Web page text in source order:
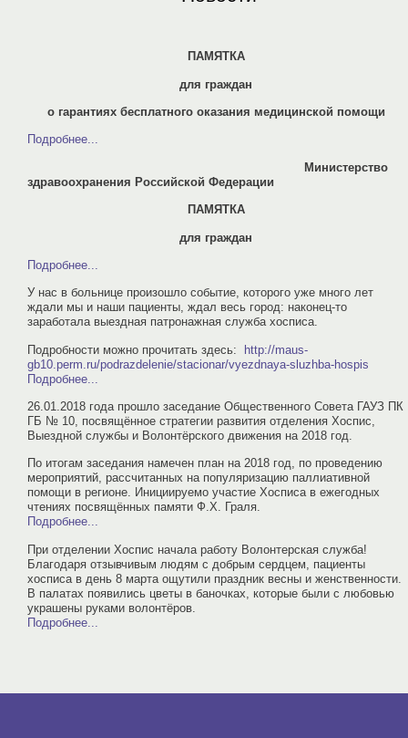
ПАМЯТКА
для граждан
о гарантиях бесплатного оказания медицинской помощи
Подробнее...
Министерство
здравоохранения Российской Федерации
ПАМЯТКА
для граждан
Подробнее...
У нас в больнице произошло событие, которого уже много лет
ждали мы и наши пациенты, ждал весь город: наконец-то
заработала выездная патронажная служба хосписа.
Подробности можно прочитать здесь:
http://maus-
gb10.perm.ru/podrazdelenie/stacionar/vyezdnaya-sluzhba-hospis
Подробнее...
26.01.2018 года прошло заседание Общественного Совета ГАУЗ ПК
ГБ № 10, посвящённое стратегии развития отделения Хоспис,
Выездной службы и Волонтёрского движения на 2018 год.
По итогам заседания намечен план на 2018 год, по проведению
мероприятий, рассчитанных на популяризацию паллиативной
помощи в регионе. Инициируемо участие Хосписа в ежегодных
чтениях посвящённых памяти Ф.Х. Граля.
Подробнее...
При отделении Хоспис начала работу Волонтерская служба!
Благодаря отзывчивым людям с добрым сердцем, пациенты
хосписа в день 8 марта ощутили праздник весны и женственности.
В палатах появились цветы в баночках, которые были с любовью
украшены руками волонтёров.
Подробнее...